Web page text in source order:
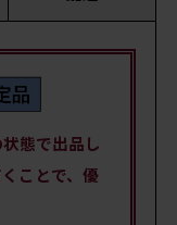
態で出品し
ことで、優